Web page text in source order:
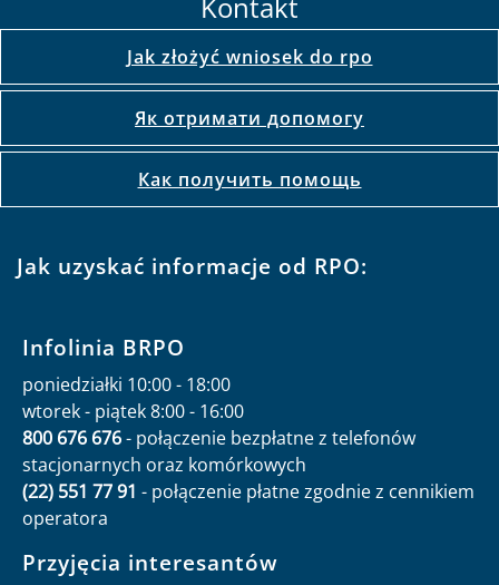
Jak złożyć wniosek do rpo
Як отримати допомогу
Как получить помощь
Jak uzyskać informacje od RPO:
Infolinia BRPO
poniedziałki 10:00 - 18:00
wtorek - piątek 8:00 - 16:00
800 676 676- połączenie bezpłatne z telefonów
stacjonarnych oraz komórkowych
(22) 551 77 91 - połączenie płatne zgodnie z cennikiem
operatora
Przyjęcia interesantów